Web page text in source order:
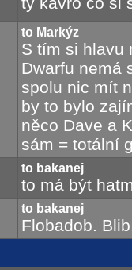
to Markýz
S tím si hlavu
Dwarfu nemá
spolu nic mít
by to bylo
něco Dave a
sám = totální
to bakanej
to má být
to bakanej
Flobadob.